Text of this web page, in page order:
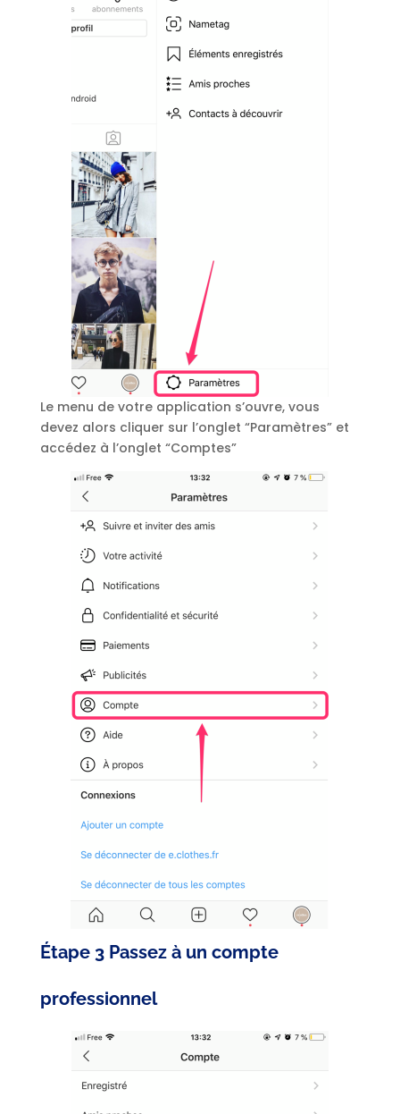
Le menu de votre application s’ouvre, vous
devez alors cliquer sur l’onglet “Paramètres” et
accédez à l’onglet “Comptes”
Étape 3 Passez à un compte
professionnel